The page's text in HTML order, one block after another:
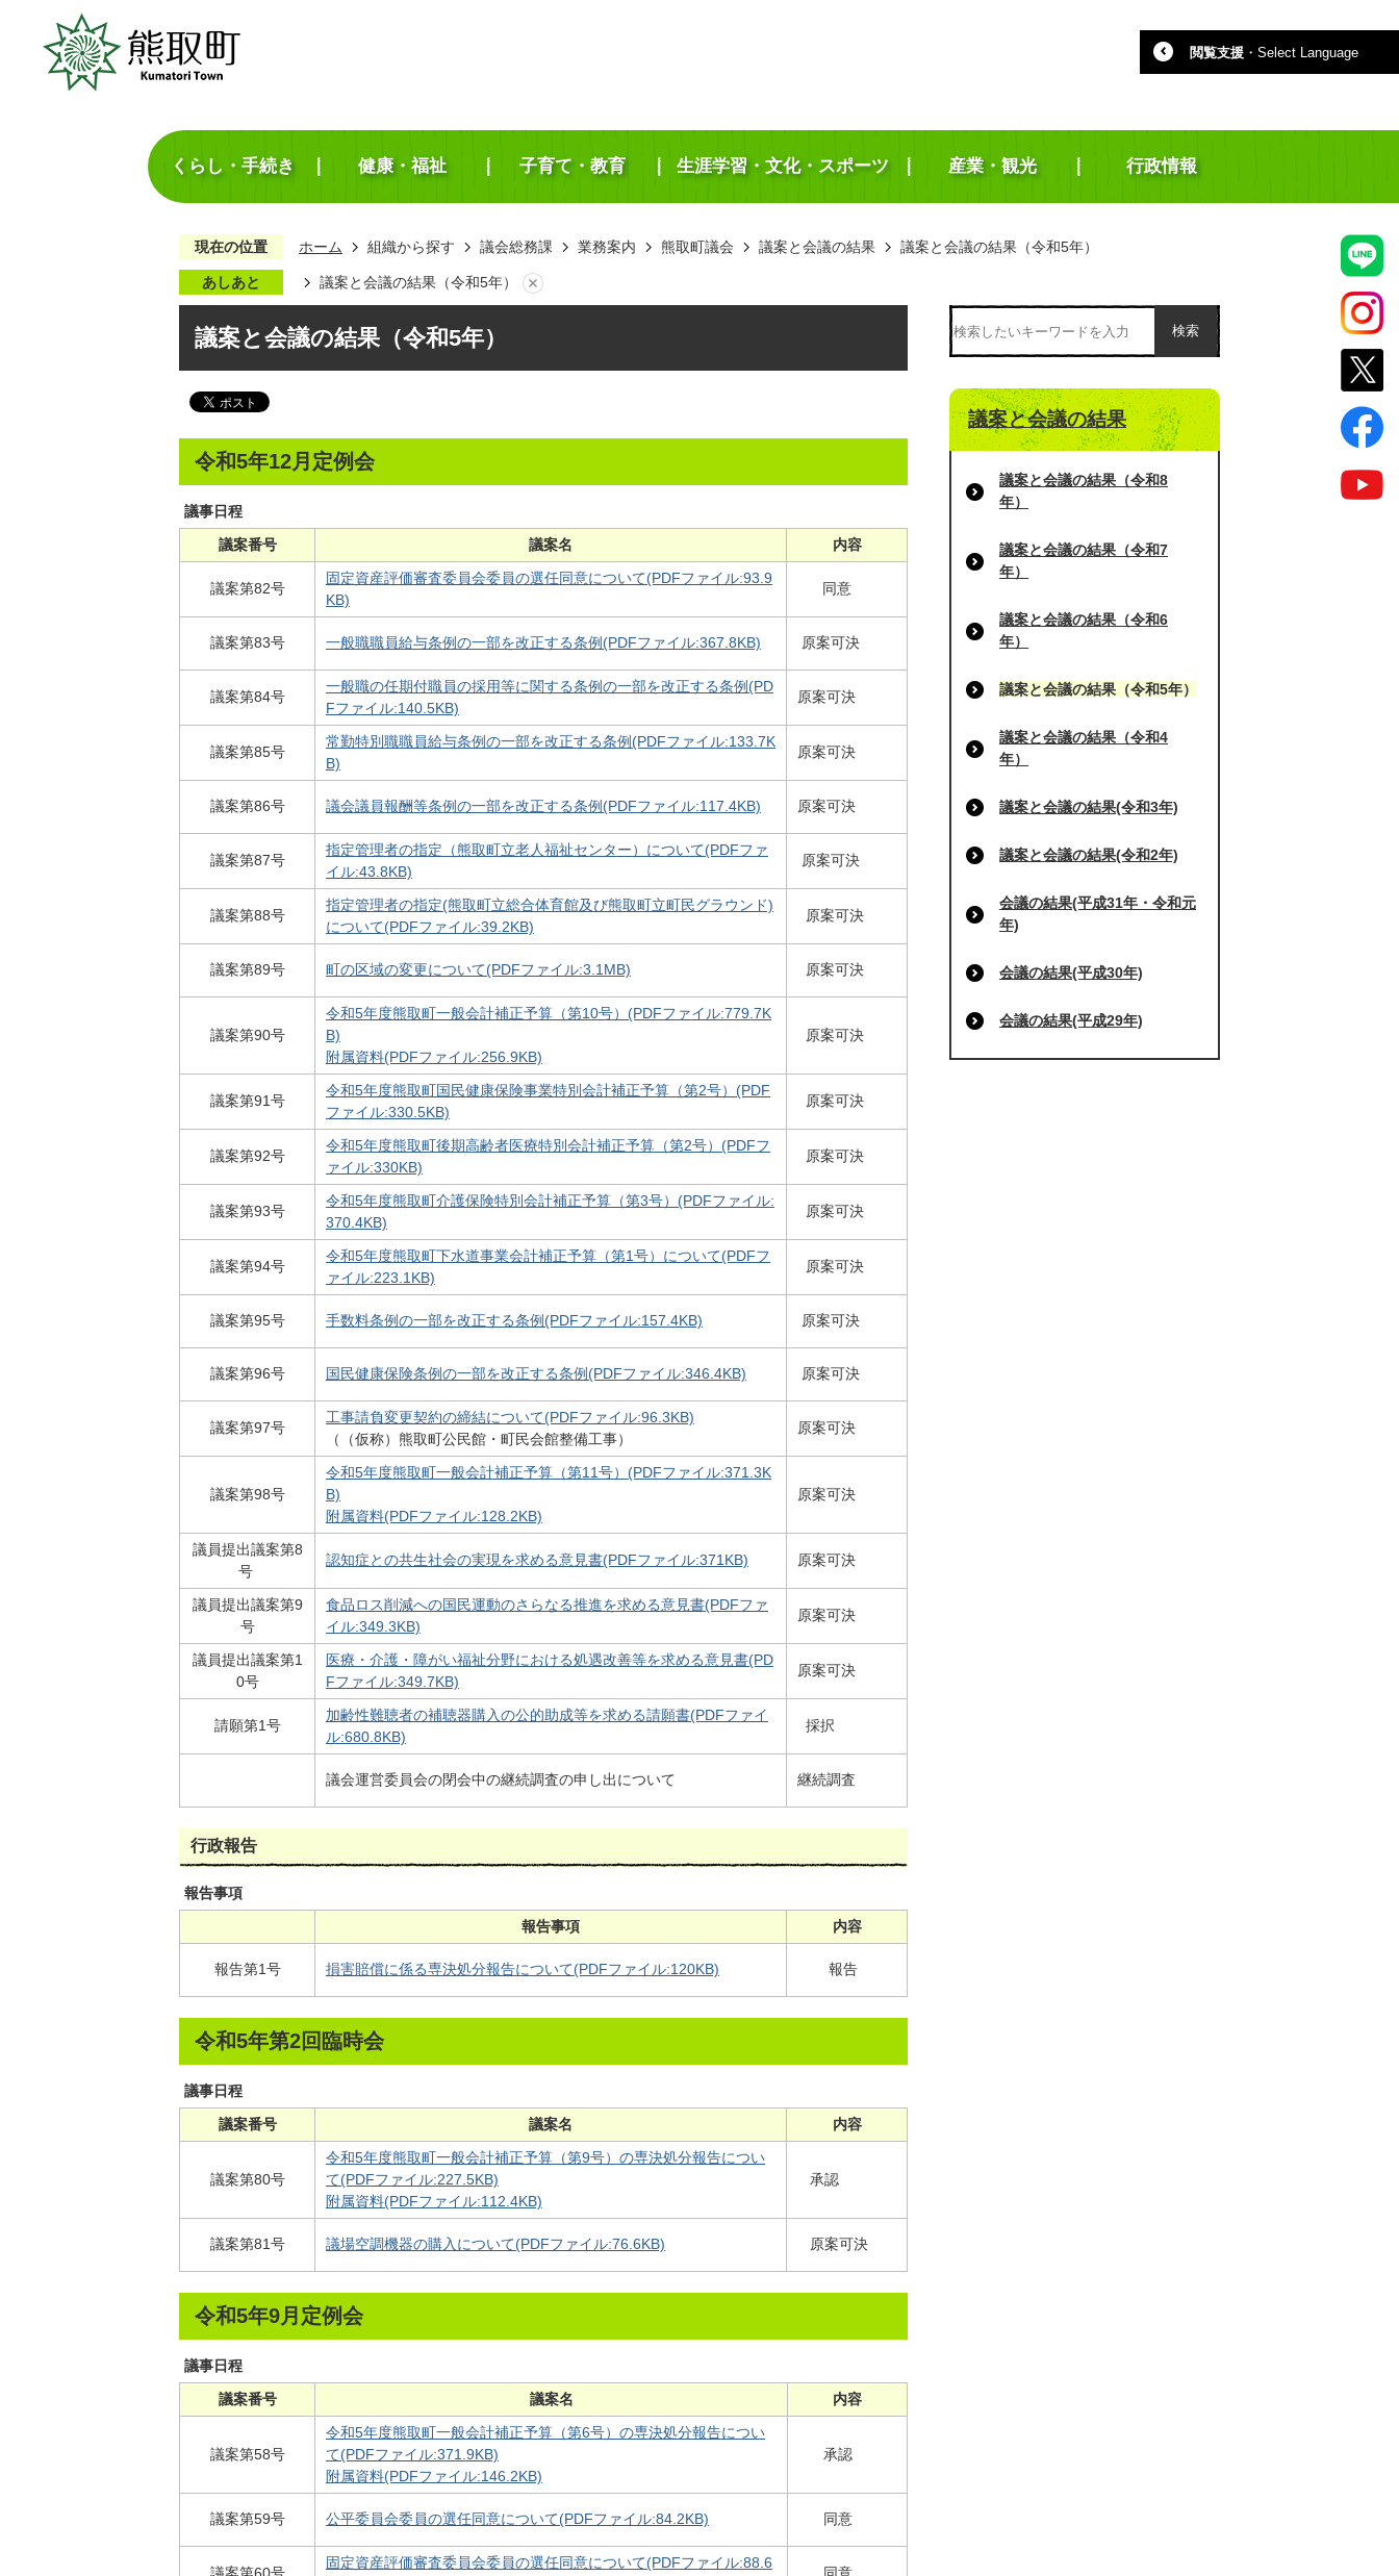
閲覧支援 ・ Select Language
くらし・手続き 健康・福祉 子育て・教育 生涯学習・文化・スポーツ 産業・観光 行政情報
現在の位置 ホーム 組織から探す 議会総務課 業務案内 熊取町議会 議案と会議の結果 議案と会議の結果（令和5年）
あしあと 議案と会議の結果（令和5年）
議案と会議の結果（令和5年）
令和5年12月定例会
議事日程
議案番号
議案名 内容
議案第82号
固定資産評価審査委員会委員の選任同意について(PDFファイル:93.9
KB)
同意
議案第83号 一般職職員給与条例の一部を改正する条例(PDFファイル:367.8KB) 原案可決
議案第84号
一般職の任期付職員の採用等に関する条例の一部を改正する条例(PD
Fファイル:140.5KB)
原案可決
議案第85号
常勤特別職職員給与条例の一部を改正する条例(PDFファイル:133.7K
B)
原案可決
議案第86号 議会議員報酬等条例の一部を改正する条例(PDFファイル:117.4KB) 原案可決
議案第87号
指定管理者の指定（熊取町立老人福祉センター）について(PDFファ
イル:43.8KB)
原案可決
議案第88号
指定管理者の指定(熊取町立総合体育館及び熊取町立町民グラウンド)
について(PDFファイル:39.2KB)
原案可決
議案第89号 町の区域の変更について(PDFファイル:3.1MB) 原案可決
議案第90号
令和5年度熊取町一般会計補正予算（第10号）(PDFファイル:779.7K
B)
附属資料(PDFファイル:256.9KB)
原案可決
議案第91号
令和5年度熊取町国民健康保険事業特別会計補正予算（第2号）(PDF
ファイル:330.5KB)
原案可決
議案第92号
令和5年度熊取町後期高齢者医療特別会計補正予算（第2号）(PDFフ
ァイル:330KB)
原案可決
議案第93号
令和5年度熊取町介護保険特別会計補正予算（第3号）(PDFファイル:
370.4KB)
原案可決
議案第94号
令和5年度熊取町下水道事業会計補正予算（第1号）について(PDFフ
ァイル:223.1KB)
原案可決
議案第95号 手数料条例の一部を改正する条例(PDFファイル:157.4KB) 原案可決
議案第96号 国民健康保険条例の一部を改正する条例(PDFファイル:346.4KB) 原案可決
議案第97号
工事請負変更契約の締結について(PDFファイル:96.3KB)
（（仮称）熊取町公民館・町民会館整備工事）
原案可決
議案第98号
令和5年度熊取町一般会計補正予算（第11号）(PDFファイル:371.3K
B)
附属資料(PDFファイル:128.2KB)
原案可決
議員提出議案第8
号
認知症との共生社会の実現を求める意見書(PDFファイル:371KB) 原案可決
議員提出議案第9
号
食品ロス削減への国民運動のさらなる推進を求める意見書(PDFファ
イル:349.3KB)
原案可決
議員提出議案第1
0号
医療・介護・障がい福祉分野における処遇改善等を求める意見書(PD
Fファイル:349.7KB)
原案可決
請願第1号
加齢性難聴者の補聴器購入の公的助成等を求める請願書(PDFファイ
ル:680.8KB)
採択
議会運営委員会の閉会中の継続調査の申し出について 継続調査
行政報告
報告事項
報告事項
内容
報告第1号 損害賠償に係る専決処分報告について(PDFファイル:120KB) 報告
令和5年第2回臨時会
議事日程
議案番号
議案名 内容
議案第80号
令和5年度熊取町一般会計補正予算（第9号）の専決処分報告につい
て(PDFファイル:227.5KB)
附属資料(PDFファイル:112.4KB)
承認
議案第81号 議場空調機器の購入について(PDFファイル:76.6KB) 原案可決
令和5年9月定例会
議事日程
議案番号
議案名 内容
議案第58号
令和5年度熊取町一般会計補正予算（第6号）の専決処分報告につい
て(PDFファイル:371.9KB)
附属資料(PDFファイル:146.2KB)
承認
議案第59号 公平委員会委員の選任同意について(PDFファイル:84.2KB) 同意
固定資産評価審査委員会委員の選任同意について(PDFファイル:88.6
検索
議案と会議の結果
議案と会議の結果（令和8
年）
議案と会議の結果（令和7
年）
議案と会議の結果（令和6
年）
議案と会議の結果（令和5年）
議案と会議の結果（令和4
年）
議案と会議の結果(令和3年)
議案と会議の結果(令和2年)
会議の結果(平成31年・令和元
年)
会議の結果(平成30年)
会議の結果(平成29年)